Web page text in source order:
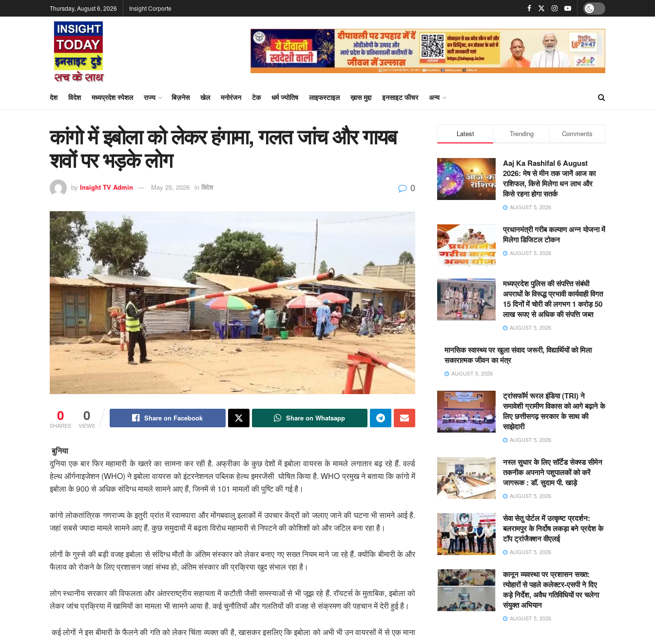
Thursday, August 6, 2026 Insight Corporte
देश विदेश मध्यप्रदेश स्पेशल राज्य बिज़नेस खेल मनोरंजन टेक धर्म ज्योतिष लाइफस्टाइल ख़ास मुद्दा इनसाइट फीचर अन्य
कांगो में इबोला को लेकर हंगामा, गलत जांच और गायब
शवों पर भड़के लोग
by Insight TV Admin May 25, 2026 in विदेश 0
0
SHARES
0
VIEWS
Share on Facebook Share on Whatsapp
बुनिया
दुनिया एक बार फिर महामारी के खतरे का सामना कर रही है. अफ्रीका के कुछ देशों में इबोला वायरस के मामले लगातार बढ़ रहे हैं. वर्ल्ड
हेल्थ ऑर्गनाइजेशन (WHO) ने इबोला वायरस को इंटरनेशनल पब्लिक हेल्थ इमरजेंसी घोषित किया है. WHO प्रमुख ने बताया कि कांगो में
इबोला के 900 से अधिक संदिग्ध मामले सामने आए हैं, जिनमें से 101 मामलों की पुष्टि की गई है।
कांगो लोकतांत्रिक गणराज्य के इतुरी प्रांत में रवामपारा और मोंगबवालु इलाकों में उपचार केंद्रों को जलाए जाने की घटना भी सामने आई है.
जहां सबसे ज्यादा मामले सामने आए हैं. कुछ समुदायों में बढ़ता विरोध महामारी से निपटने की कोशिशों को और जटिल बना रहा है।
लोगों के गुस्से की बड़ी वजह इबोला से संदिग्ध मौतों के अंतिम संस्कार को लेकर बनाए गए सख्त नियम माने जा रहे हैं. क्योंकि बीमारी के और
फैलाव को रोकने के लिए प्रशासन जहां संभव हो, अंतिम संस्कार की प्रक्रिया खुद संभाल रहा है।
लोग स्थानीय सरकार की विफलता और अंतरराष्ट्रीय सहायता में कटौती जैसी समस्याओं से भी जूझ रहे हैं. रॉयटर्स के मुताबिक, इबोला को
लेकर जांच प्रक्रिया में खामियों का मामला भी सामने आया है. कई चुनौतियों और गलतियों की वजह से संक्रमण की पहचान में देरी हुई है।
कई लोगों ने इस बीमारी के फैलने की गति को लेकर चिंता व्यक्त की है, खासकर इसलिए कि इबोला को अभी भी उन वायरसों में से एक माना
Latest Trending Comments
Aaj Ka Rashifal 6 August
2026: मेष से मीन तक जानें आज का
राशिफल, किसे मिलेगा धन लाभ और
किसे रहना होगा सतर्क
AUGUST 5, 2026
प्रधानमंत्री गरीब कल्याण अन्न योजना में
मिलेगा डिजिटल टोकन
AUGUST 5, 2026
मध्यप्रदेश पुलिस की संपत्त्ति संबंधी
अपराधों के विरूद्ध प्रभावी कार्यवाही विगत
15 दिनों में चोरी की लगभग 1 करोड़ 50
लाख रूपए से अधिक की संपत्ति जब्‍त
AUGUST 5, 2026
मानसिक स्वास्थ्य पर खुला संवाद जरूरी, विद्यार्थियों को मिला
सकारात्मक जीवन का मंत्र
AUGUST 5, 2026
ट्रांसफॉर्म रूरल इंडिया (TRI) ने
समावेशी ग्रामीण विकास को आगे बढ़ाने के
लिए छत्तीसगढ़ सरकार के साथ की
साझेदारी
AUGUST 5, 2026
नस्ल सुधार के लिए सॉर्टेड सेक्स्ड सीमेन
तकनीक अपनाने पशुपालकों को करें
जागरूक : डॉ. सुदाम पी. खाड़े
AUGUST 5, 2026
सेवा सेतु पोर्टल में उत्कृष्ट प्रदर्शन:
बलरामपुर के निर्दोष लकड़ा बने प्रदेश के
टॉप ट्रांजैक्शन वीएलई
AUGUST 5, 2026
कानून व्यवस्था पर प्रशासन सख्त:
त्योहारों से पहले कलेक्टर-एसपी ने दिए
कड़े निर्देश, अवैध गतिविधियों पर चलेगा
संयुक्त अभियान
AUGUST 5, 2026